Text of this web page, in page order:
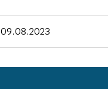
09.08.2023